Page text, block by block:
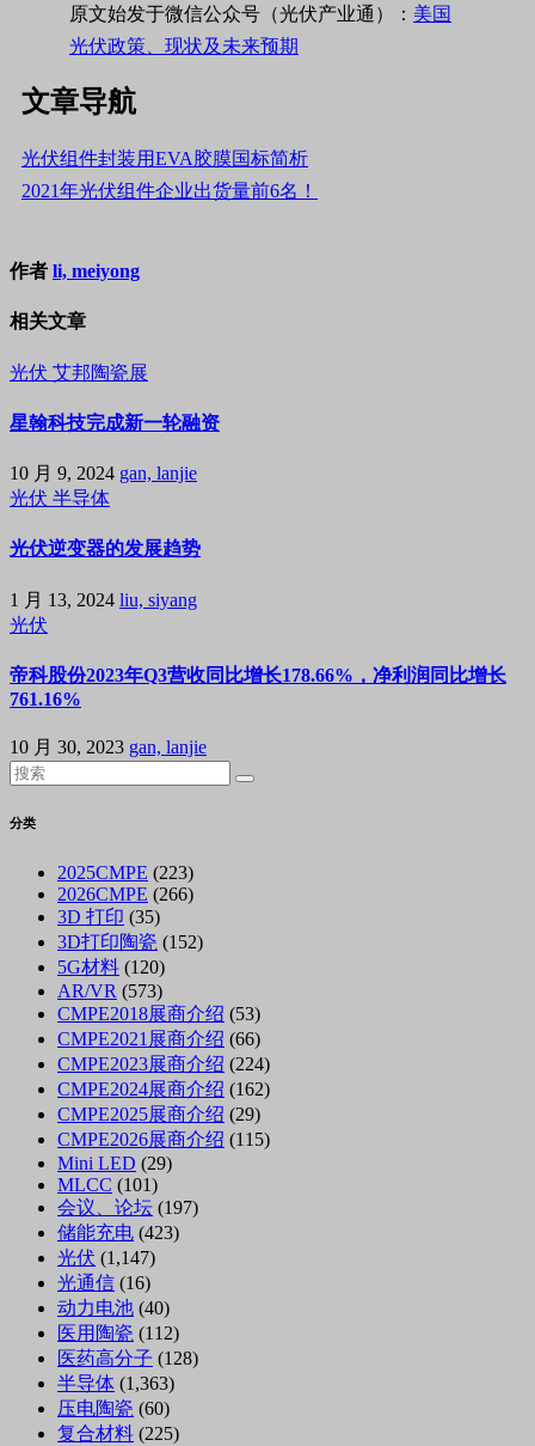
原文始发于微信公众号（光伏产业通）： 美国
光伏政策、现状及未来预期
文章导航
光伏组件封装用EVA胶膜国标简析
2021年光伏组件企业出货量前6名！
作者 li, meiyong
相关文章
光伏 艾邦陶瓷展
星翰科技完成新一轮融资
10 月 9, 2024 gan, lanjie
光伏 半导体
光伏逆变器的发展趋势
1 月 13, 2024 liu, siyang
光伏
帝科股份2023年Q3营收同比增长178.66%，净利润同比增长
761.16%
10 月 30, 2023 gan, lanjie
分类
2025CMPE (223)
2026CMPE (266)
3D 打印 (35)
3D打印陶瓷 (152)
5G材料 (120)
AR/VR (573)
CMPE2018展商介绍 (53)
CMPE2021展商介绍 (66)
CMPE2023展商介绍 (224)
CMPE2024展商介绍 (162)
CMPE2025展商介绍 (29)
CMPE2026展商介绍 (115)
Mini LED (29)
MLCC (101)
会议、论坛 (197)
储能充电 (423)
光伏 (1,147)
光通信 (16)
动力电池 (40)
医用陶瓷 (112)
医药高分子 (128)
半导体 (1,363)
压电陶瓷 (60)
复合材料 (225)